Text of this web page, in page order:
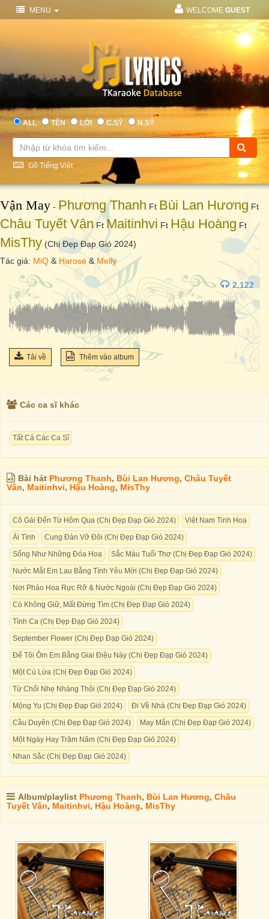
MENU WELCOME GUEST
ALL TÊN LỜI C.SỸ N.SỸ
Gõ Tiếng Việt
Vận May - Phương Thanh Ft Bùi Lan Hương Ft
Châu Tuyết VânFt Maitinhvi Ft Hậu HoàngFt
MisThy (Chị Đẹp Đạp Gió 2024)
Tác giả: MiQ &Harosé& Melly
2.122
Tải về Thêm vào album
Các ca sĩ khác
Tất Cả Các Ca Sĩ
Bài hát Phương Thanh, Bùi Lan Hương, Châu Tuyết
Vân, Maitinhvi, Hậu Hoàng, MisThy
Cô Gái Đến Từ Hôm Qua (Chị Đẹp Đạp Gió 2024)
Việt Nam Tinh Hoa
Ái Tình
Cung Đàn Vỡ Đôi (Chị Đẹp Đạp Gió 2024)
Sống Như Những Đóa Hoa
Sắc Màu Tuổi Thơ (Chị Đẹp Đạp Gió 2024)
Nước Mắt Em Lau Bằng Tình Yêu Mới (Chị Đẹp Đạp Gió 2024)
Nơi Pháo Hoa Rực Rỡ & Nước Ngoài (Chị Đẹp Đạp Gió 2024)
Có Không Giữ, Mất Đừng Tìm (Chị Đẹp Đạp Gió 2024)
Tình Ca (Chị Đẹp Đạp Gió 2024)
September Flower (Chị Đẹp Đạp Gió 2024)
Để Tôi Ôm Em Bằng Giai Điệu Này (Chị Đẹp Đạp Gió 2024)
Một Cú Lừa (Chị Đẹp Đạp Gió 2024)
Từ Chối Nhẹ Nhàng Thôi (Chị Đẹp Đạp Gió 2024)
Mộng Yu (Chị Đẹp Đạp Gió 2024)
Đi Về Nhà (Chị Đẹp Đạp Gió 2024)
Cầu Duyên (Chị Đẹp Đạp Gió 2024)
May Mắn (Chị Đẹp Đạp Gió 2024)
Một Ngày Hay Trăm Năm (Chị Đẹp Đạp Gió 2024)
Nhan Sắc (Chị Đẹp Đạp Gió 2024)
Album/playlist Phương Thanh, Bùi Lan Hương, Châu
Tuyết Vân, Maitinhvi, Hậu Hoàng, MisThy